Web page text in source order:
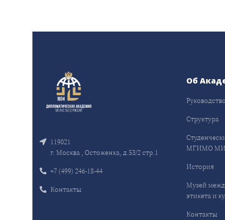
119021
г. Москва , Остоженка, д.53/2 стр.1
+7 (499) 246-18-44
Контакты
Об
Структура
МГИМО
История
Музей
этикета и
Контакты